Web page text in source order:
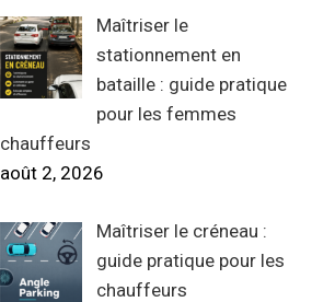
Maîtriser le
stationnement en
bataille : guide pratique
pour les femmes
chauffeurs
août 2, 2026
Maîtriser le créneau :
guide pratique pour les
chauffeurs